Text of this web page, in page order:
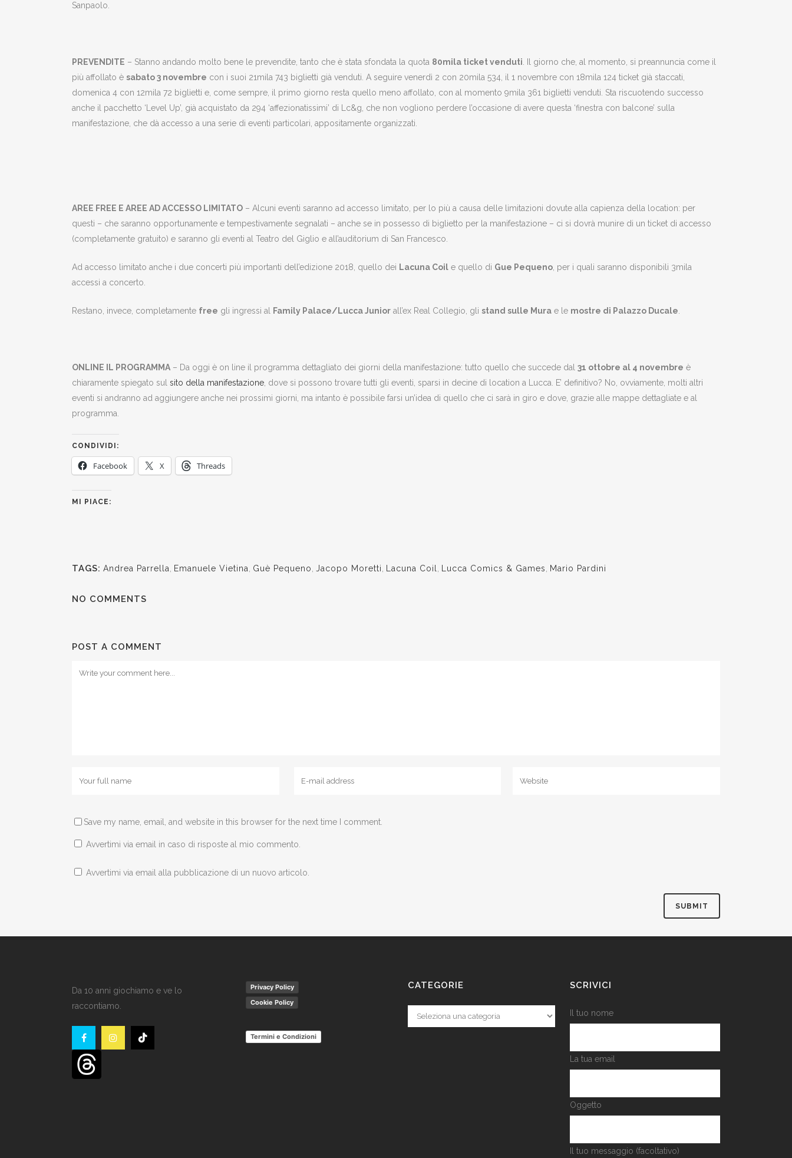
Sanpaolo.
PREVENDITE – Stanno andando molto bene le prevendite, tanto che è stata sfondata la quota 80mila ticket venduti . Il giorno che, al momento, si preannuncia come il
più affollato è sabato 3 novembre con i suoi 21mila 743 biglietti già venduti. A seguire venerdì 2 con 20mila 534, il 1 novembre con 18mila 124 ticket già staccati,
domenica 4 con 12mila 72 biglietti e, come sempre, il primo giorno resta quello meno affollato, con al momento 9mila 361 biglietti venduti. Sta riscuotendo successo
anche il pacchetto ‘Level Up’, già acquistato da 294 ‘affezionatissimi’ di Lc&g, che non vogliono perdere l’occasione di avere questa ‘finestra con balcone’ sulla
manifestazione, che dà accesso a una serie di eventi particolari, appositamente organizzati.
AREE FREE E AREE AD ACCESSO LIMITATO – Alcuni eventi saranno ad accesso limitato, per lo più a causa delle limitazioni dovute alla capienza della location: per
questi – che saranno opportunamente e tempestivamente segnalati – anche se in possesso di biglietto per la manifestazione – ci si dovrà munire di un ticket di accesso
(completamente gratuito) e saranno gli eventi al Teatro del Giglio e all’auditorium di San Francesco.
Ad accesso limitato anche i due concerti più importanti dell’edizione 2018, quello dei Lacuna Coil e quello di Gue Pequeno , per i quali saranno disponibili 3mila
accessi a concerto.
Restano, invece, completamente free gli ingressi al Family Palace/Lucca Junior all’ex Real Collegio, gli stand sulle Mura e le mostre di Palazzo Ducale
ONLINE IL PROGRAMMA – Da oggi è on line il programma dettagliato dei giorni della manifestazione: tutto quello che succede dal 31 ottobre al 4 novembre è
chiaramente spiegato sul sito della manifestazione , dove si possono trovare tutti gli eventi, sparsi in decine di location a Lucca. E’ definitivo? No, ovviamente, molti altri
eventi si andranno ad aggiungere anche nei prossimi giorni, ma intanto è possibile farsi un’idea di quello che ci sarà in giro e dove, grazie alle mappe dettagliate e al
programma.
CONDIVIDI:
Facebook X Threads
MI PIACE:
TAGS: Andrea Parrella Emanuele Vietina Guè Pequeno Jacopo Moretti Lacuna Coil Lucca Comics & Games Mario Pardini
NO COMMENTS
POST A COMMENT
Save my name, email, and website in this browser for the next time I comment.
Avvertimi via email in caso di risposte al mio commento.
Avvertimi via email alla pubblicazione di un nuovo articolo.
Da 10 anni giochiamo e ve lo
raccontiamo.
Privacy Policy
Cookie Policy
Termini e Condizioni
CATEGORIE
Categorie
SCRIVICI
Il tuo nome
La tua email
Oggetto
Il tuo messaggio (facoltativo)